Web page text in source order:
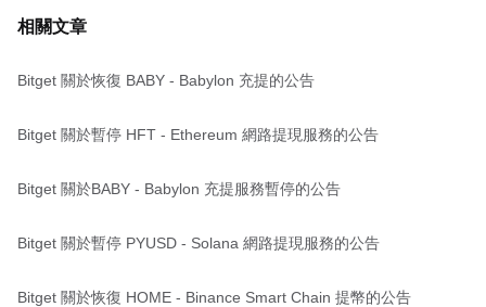
相關文章
Bitget 關於恢復 BABY - Babylon 充提的公告
Bitget 關於暫停 HFT - Ethereum 網路提現服務的公告
Bitget 關於BABY - Babylon 充提服務暫停的公告
Bitget 關於暫停 PYUSD - Solana 網路提現服務的公告
Bitget 關於恢復 HOME - Binance Smart Chain 提幣的公告